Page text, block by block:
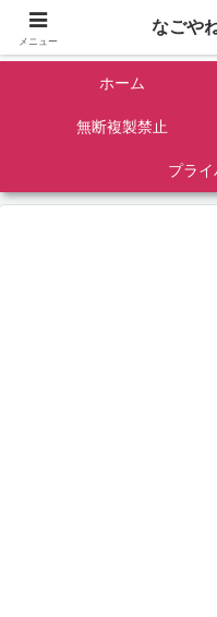
名古屋を中心に全国観光名所紹
ホーム
無断複製禁止
プラ
メニュー
なごや